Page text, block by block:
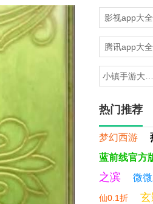
影视app大全
腾讯app大全
热门推荐
梦幻西游
蓝前线官方
之滨
微
仙0.1折